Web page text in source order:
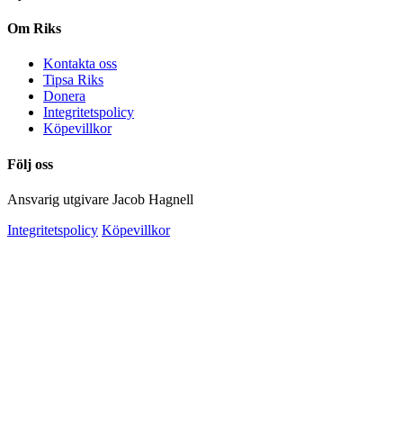
Om Riks
Kontakta oss
Tipsa Riks
Donera
Integritetspolicy
Köpevillkor
Följ oss
Ansvarig utgivare Jacob Hagnell
Integritetspolicy Köpevillkor